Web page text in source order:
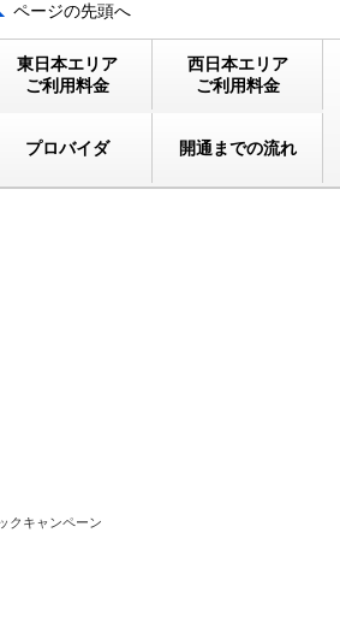
ページの先頭へ
東日本エリア
ご利用料金
西日本エリア
ご利用料金
プロバイダ 開通までの流れ
クキャンペーン